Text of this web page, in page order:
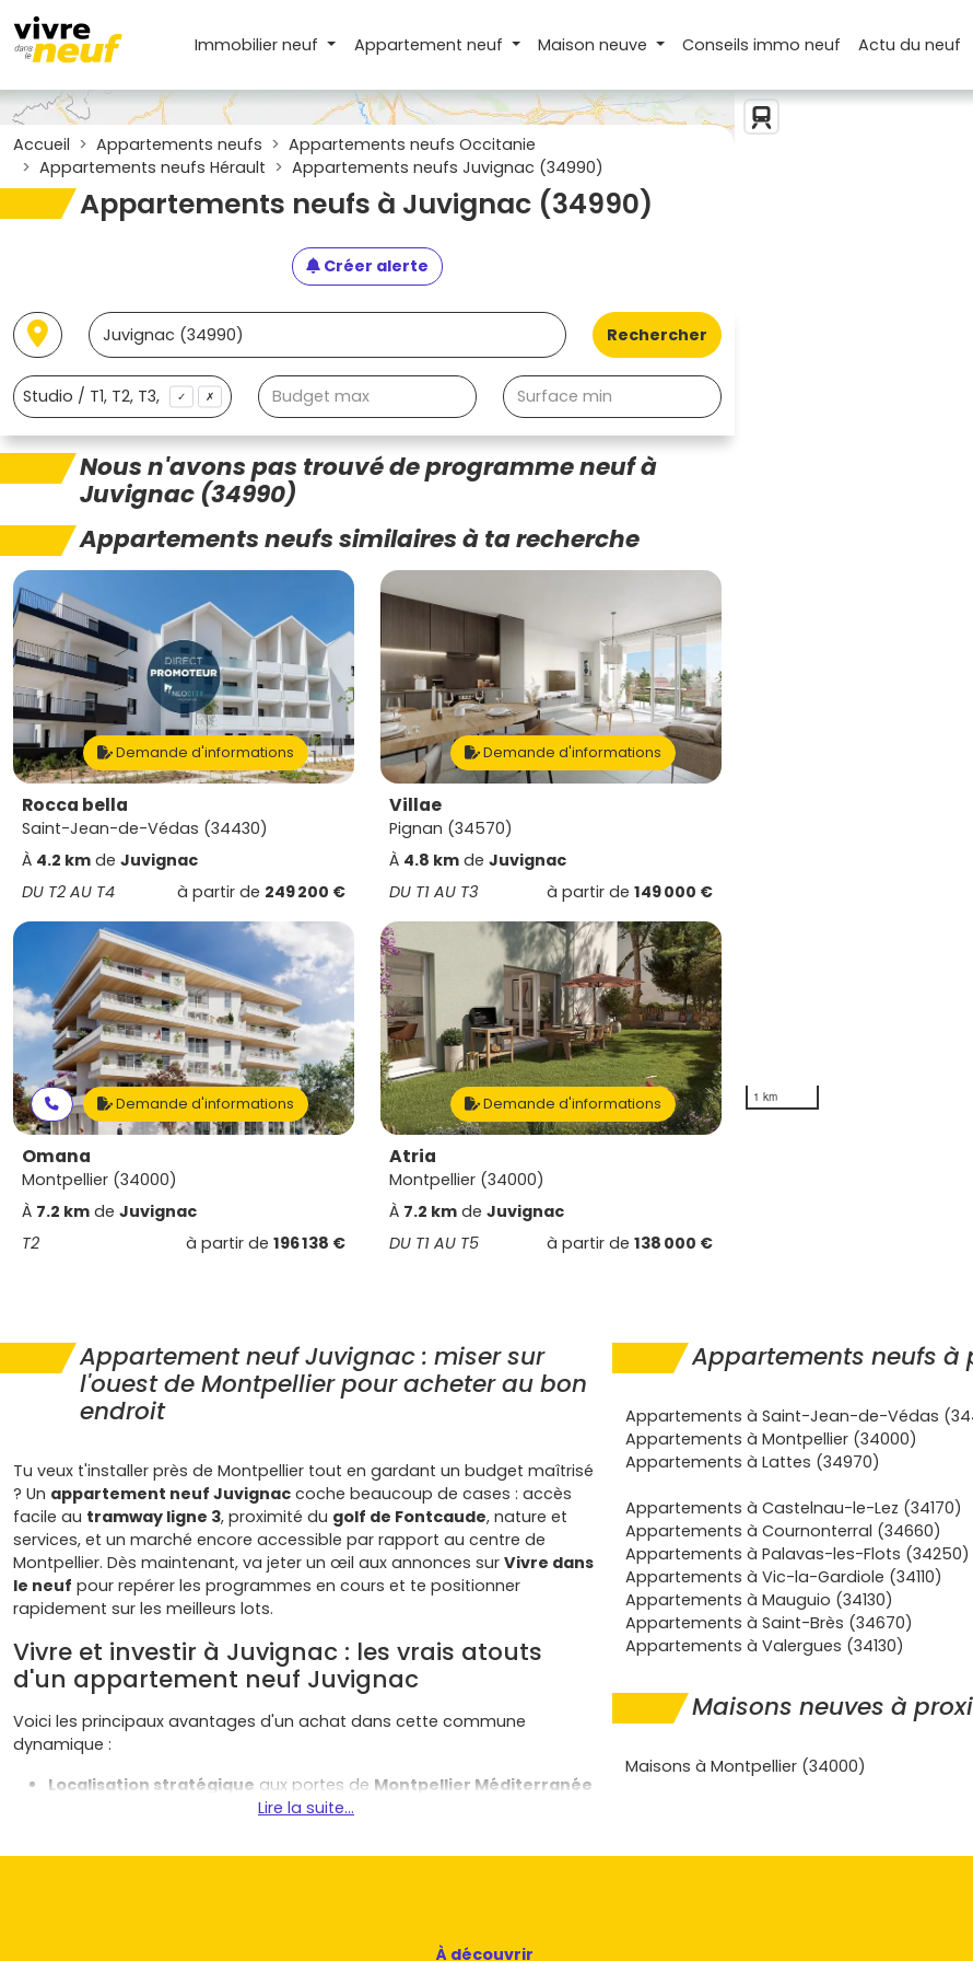
Immobilier neuf Appartement neuf Maison neuve Conseilsimmo neuf Actudu neuf
Accueil Appartements neufs
Appartements neufs Occitanie
Appartements neufs Hérault
Appartements neufs Juvignac (34990)
Appartements neufs à Juvignac (34990)
Créer alerte
Rechercher
✓ ✗
Nous n'avons pas trouvé de programme neuf à
Juvignac (34990)
Appartements neufs similaires à ta recherche
Demande d'informations
Rocca bella
Saint-Jean-de-Védas (34430)
À 4.2 km de Juvignac
DU T2 AU T4
à partir de 249 200 €
Demande d'informations
Villae
Pignan (34570)
À 4.8 km de Juvignac
DU T1 AU T3
à partir de 149 000 €
Demande d'informations
Omana
Montpellier (34000)
À 7.2 km de Juvignac
T2
à partir de 196 138 €
Demande d'informations
Atria
Montpellier (34000)
À 7.2 km de Juvignac
DU T1 AU T5
à partir de 138 000 €
1 km
Appartement neuf Juvignac : miser sur
l'ouest de Montpellier pour acheter au bon
endroit
Tu veux t'installer près de Montpellier tout en gardant un budget maîtrisé
? Un appartement neuf Juvignac coche beaucoup de cases : accès
facile au tramway ligne 3, proximité du golf de Fontcaude, nature et
services, et un marché encore accessible par rapport au centre de
Montpellier. Dès maintenant, va jeter un œil aux annonces sur Vivre dans
le neuf pour repérer les programmes en cours et te positionner
rapidement sur les meilleurs lots.
Vivre et investir à Juvignac : les vrais atouts
d'un appartement neuf Juvignac
Voici les principaux avantages d'un achat dans cette commune
dynamique :
Localisation stratégique aux portes de Montpellier Méditerranée
: tu profites de l'emploi, des facs et des services de
Mobilité simplegrâce autramway ligne 3et aux axes A750/D102,
performant et facile à vivre : normesRE 2020
Lire la suite...
Appartements neufs
Appartements à Saint-Jean-de-Védas
Appartements à Montpellier (34000)
Appartements à Lattes (34970)
Appartements à Castelnau-le-Lez (34170)
Appartements à Cournonterral (34660)
Appartements à Palavas-les-Flots (34250)
Appartements à Vic-la-Gardiole (34110)
Appartements à Mauguio (34130)
Appartements à Saint-Brès (34670)
Appartements à Valergues (34130)
Maisons neuves à
Maisons à Montpellier (34000)
À découvrir